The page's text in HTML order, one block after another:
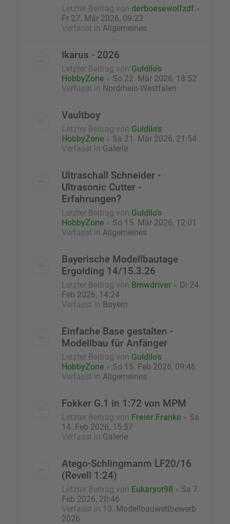
Letzter Beitrag von derboesewolfzdf «
Fr 27. Mär 2026, 09:22
Verfasst in Allgemeines
Ikarus - 2026
Letzter Beitrag von Guldilo's
HobbyZone « So 22. Mär 2026, 18:52
Verfasst in Nordrhein-Westfalen
Vaultboy
Letzter Beitrag von Guldilo's
HobbyZone « Sa 21. Mär 2026, 21:54
Verfasst in Galerie
Ultraschall Schneider -
Ultrasonic Cutter -
Erfahrungen?
Letzter Beitrag von Guldilo's
HobbyZone « So 15. Mär 2026, 12:01
Verfasst in Allgemeines
Bayerische Modellbautage
Ergolding 14/15.3.26
Letzter Beitrag von Bmwdriver « Di 24.
Feb 2026, 14:24
Verfasst in Bayern
Einfache Base gestalten -
Modellbau für Anfänger
Letzter Beitrag von Guldilo's
HobbyZone « So 15. Feb 2026, 09:46
Verfasst in Allgemeines
Fokker G.1 in 1:72 von MPM
Letzter Beitrag von Freier Franke « Sa
14. Feb 2026, 15:57
Verfasst in Galerie
Atego-Schlingmanm LF20/16
(Revell 1:24)
Letzter Beitrag von Eukaryot98 « Sa 7.
Feb 2026, 20:46
Verfasst in 10. Modellbauwettbewerb
2026